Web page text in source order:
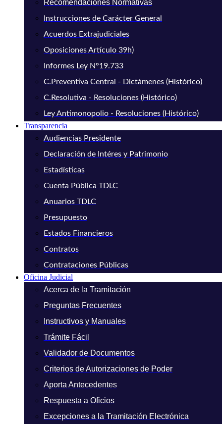
Recomendaciones Normativas
Instrucciones de Carácter General
Acuerdos Extrajudiciales
Oposiciones Artículo 39h)
Informes Ley N°19.733
C.Preventiva Central - Dictámenes (Histórico)
C.Resolutiva - Resoluciones (Histórico)
Ley Antimonopolio - Resoluciones (Histórico)
Transparencia
Audiencias Presidente
Declaración de Intéres y Patrimonio
Estadísticas
Cuenta Pública TDLC
Anuarios TDLC
Presupuesto
Estados Financieros
Contratos
Contrataciones Públicas
Oficina Judicial
Acerca de la Tramitación
Preguntas Frecuentes
Instructivos y Manuales
Trámite Fácil
Validador de Documentos
Criterios de Autorizaciones de Poder
Aporta Antecedentes
Respuesta a Oficios
Excepciones a la Tramitación Electrónica